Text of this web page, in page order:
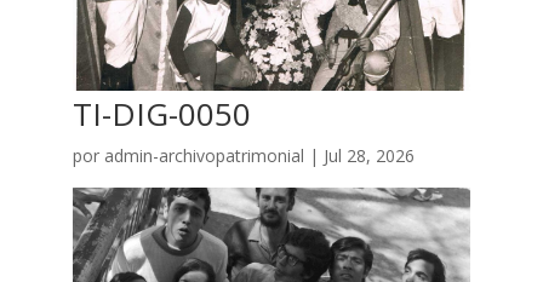
TI-DIG-0050
por admin-archivopatrimonial | Jul 28, 2026